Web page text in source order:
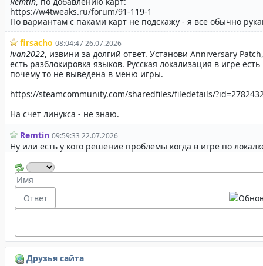
Друзья сайта